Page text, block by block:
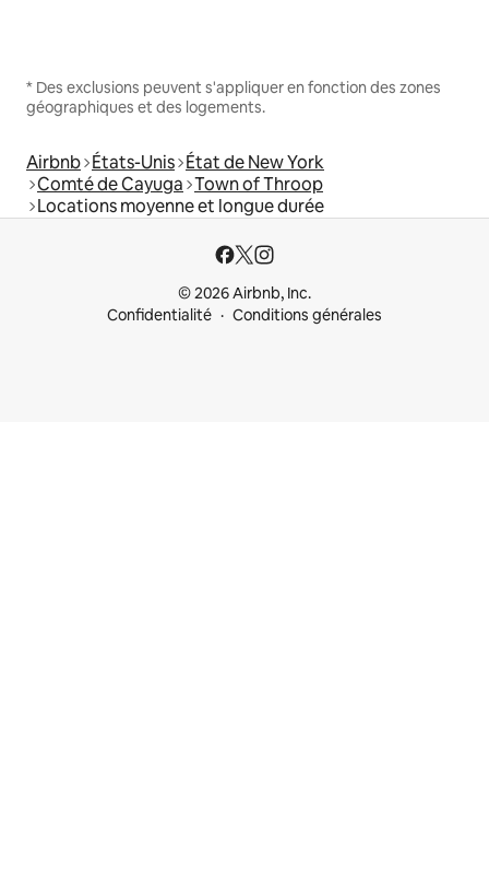
* Des exclusions peuvent s'appliquer en fonction des zones
géographiques et des logements.
Airbnb États-Unis État de New York
Comté de Cayuga Town of Throop
Locations moyenne et longue durée
© 2026 Airbnb, Inc.
Confidentialité
Conditions générales